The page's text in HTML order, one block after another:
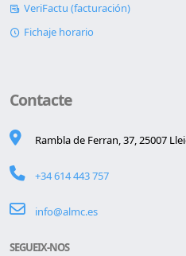
VeriFactu (facturación)
Fichaje horario
Contacte
Rambla de Ferran, 37, 25007
+34 614 443 757
info@almc.es
SEGUEIX-NOS